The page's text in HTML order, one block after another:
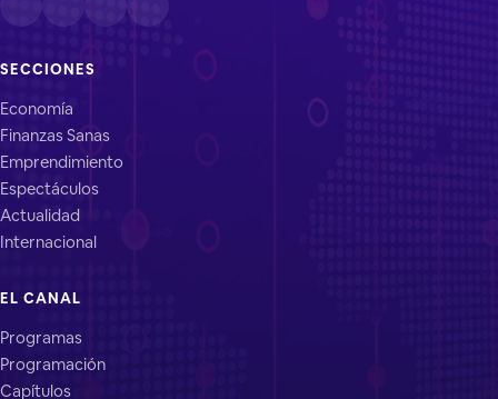
SECCIONES
Economía
Finanzas Sanas
Emprendimiento
Espectáculos
Actualidad
Internacional
EL CANAL
Programas
Programación
Capítulos